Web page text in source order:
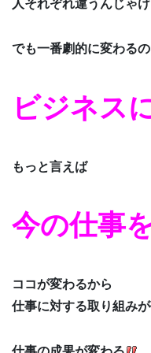
人それぞれ違うんじゃ
でも一番劇的に変わる
ビジネス
もっと言えば
今の仕事
ココが変わるから
仕事に対する取り組み